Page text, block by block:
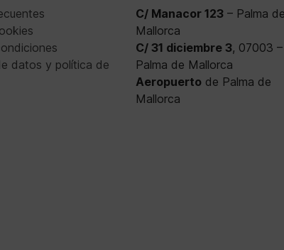
datos y política de
C/ Manacor 123 – Palma
Mallorca
C/ 31 diciembre 3, 07003 –
Palma de Mallorca
Aeropuerto de Palma de
Mallorca